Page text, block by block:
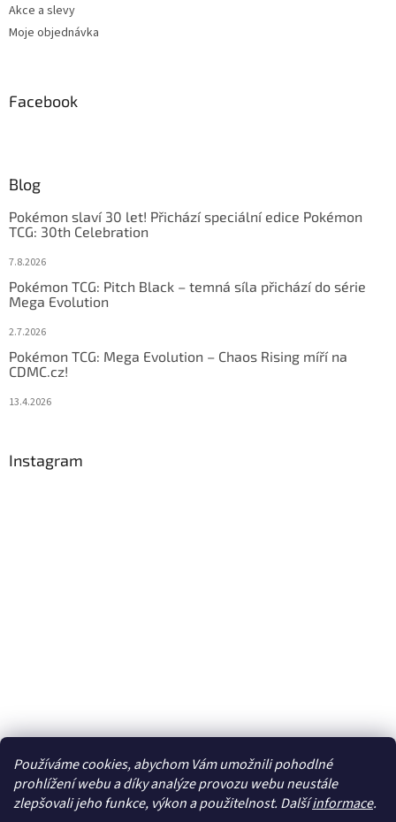
Používáme cookies, abychom Vám umožnili pohodlné
prohlížení webu a díky analýze provozu webu neustále
zlepšovali jeho funkce, výkon a použitelnost. Dalšíinformace.
Akce a slevy
Moje objednávka
Facebook
Blog
Pokémon slaví 30 let! Přichází speciální edice Pokémon
TCG: 30th Celebration
7.8.2026
Pokémon TCG: Pitch Black – temná síla přichází do série
Mega Evolution
2.7.2026
Pokémon TCG: Mega Evolution – Chaos Rising míří na
CDMC.cz!
13.4.2026
Instagram
Sledovat na Instagramu